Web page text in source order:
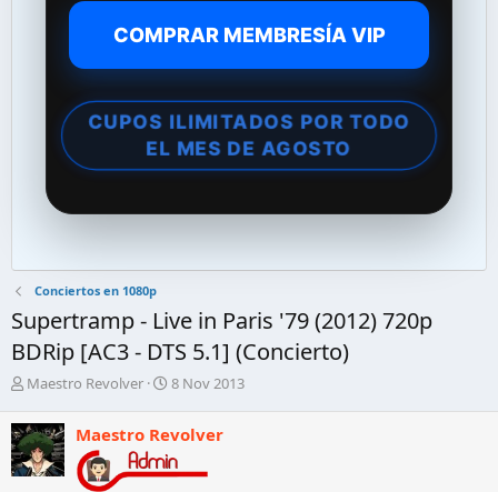
COMPRAR MEMBRESÍA VIP
CUPOS ILIMITADOS POR TODO
EL MES DE AGOSTO
Conciertos en 1080p
Supertramp - Live in Paris '79 (2012) 720p
BDRip [AC3 - DTS 5.1] (Concierto)
A
t
o
r
d
Maestro Revolver
F
h
a
d
8 Nov 2013
Maestro Revolver